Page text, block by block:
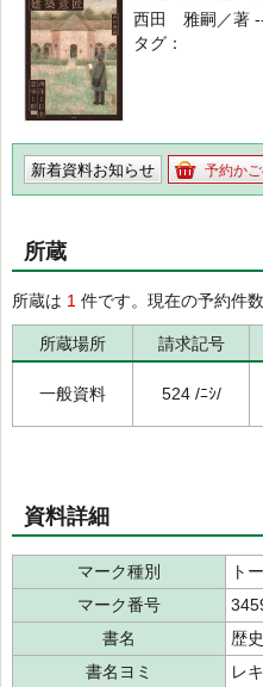
西田 雅嗣／著
タグ
新着資料お知らせ 予約か
所蔵
所蔵は 1 件です。現在の予約件
所蔵場所 請求記号
一般資料 524 /ﾆｼ/
資料詳細
マーク種別
ト
マーク番号
書名
歴
書名ヨミ
レ